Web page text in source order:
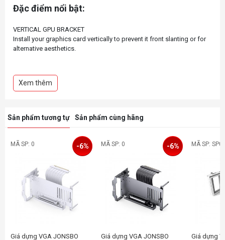
Đặc điểm nổi bật:
VERTICAL GPU BRACKET
Install your graphics card vertically to prevent it front slanting or for
alternative aesthetics.
MPG VELOX 100P AIRFLOWand
Xem thêm
Sản phẩm tương tự Sản phẩm cùng hãng
MÃ SP: 0
Giá dựng VGA JONSBO
-6% MÃ SP: 0
Giá dựng VGA JONSBO
-6% MÃ SP:
Giá dựng